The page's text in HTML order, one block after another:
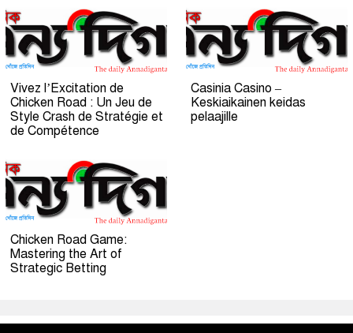
Vivez l’Excitation de
Chicken Road : Un Jeu de
Style Crash de Stratégie et
de Compétence
Casinia Casino –
Keskiaikainen keidas
pelaajille
Chicken Road Game:
Mastering the Art of
Strategic Betting